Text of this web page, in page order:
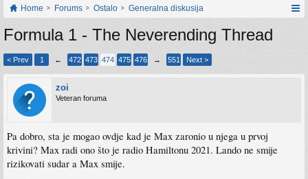
Home Forums Ostalo Generalna diskusija
Formula 1 - The Neverending Thread
< Prev 1 ← 472 473 474 475 476 → 551 Next >
zoi
Veteran foruma
Pa dobro, sta je mogao ovdje kad je Max zaronio u njega u prvoj
krivini? Max radi ono što je radio Hamiltonu 2021. Lando ne smije
rizikovati sudar a Max smije.